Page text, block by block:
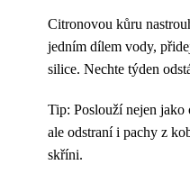
Citronovou kůru
jedním dílem vody,
silice. Nechte týden
Tip: Poslouží nejen jako
ale odstraní i pachy z
skříni.